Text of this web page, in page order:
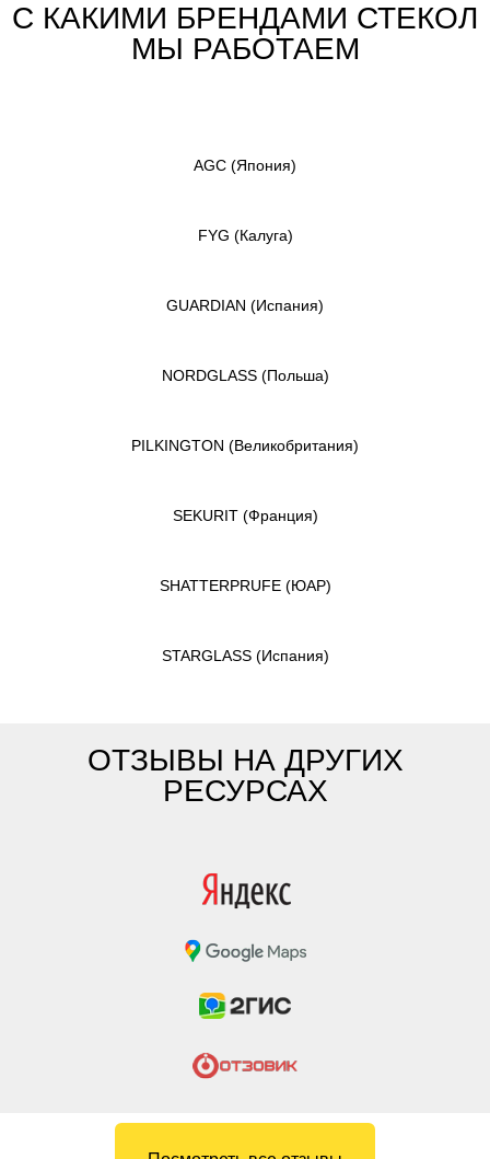
С КАКИМИ БРЕНДАМИ СТЕКОЛ
МЫ РАБОТАЕМ
AGC (Япония)
FYG (Калуга)
GUARDIAN (Испания)
NORDGLASS (Польша)
PILKINGTON (Великобритания)
SEKURIT (Франция)
SHATTERPRUFE (ЮАР)
STARGLASS (Испания)
ОТЗЫВЫ НА ДРУГИХ
РЕСУРСАХ